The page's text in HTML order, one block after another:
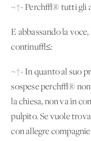
¬†- Perch√® tutti gli
E abbassando la
continu√≤:
¬†- In quanto al suo
sospese perch√®
la chiesa, non va in
pulpito. Se vuole
con allegre